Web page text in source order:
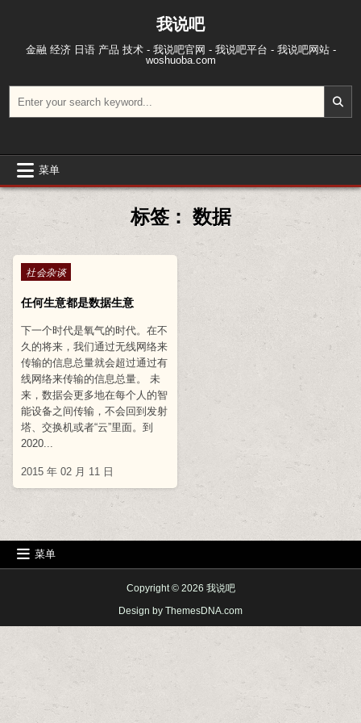
我说吧
金融 经济 日语 产品 技术 - 我说吧官网 - 我说吧平台 - 我说吧网站 -
woshuoba.com
菜单
标签： 数据
Posted in
社会杂谈
任何生意都是数据生意
下一个时代是氧气的时代。在不
久的将来，我们通过无线网络来
传输的信息总量就会超过通过有
线网络来传输的信息总量。 未
来，数据会更多地在每个人的智
能设备之间传输，不会回到发射
塔、交换机或者“云”里面。到
2020...
2015 年 02 月 11 日
菜单
Copyright © 2026 我说吧
Design by ThemesDNA.com